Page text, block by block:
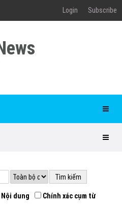
Login Subscribe
Nội dung Chính xác cụm từ